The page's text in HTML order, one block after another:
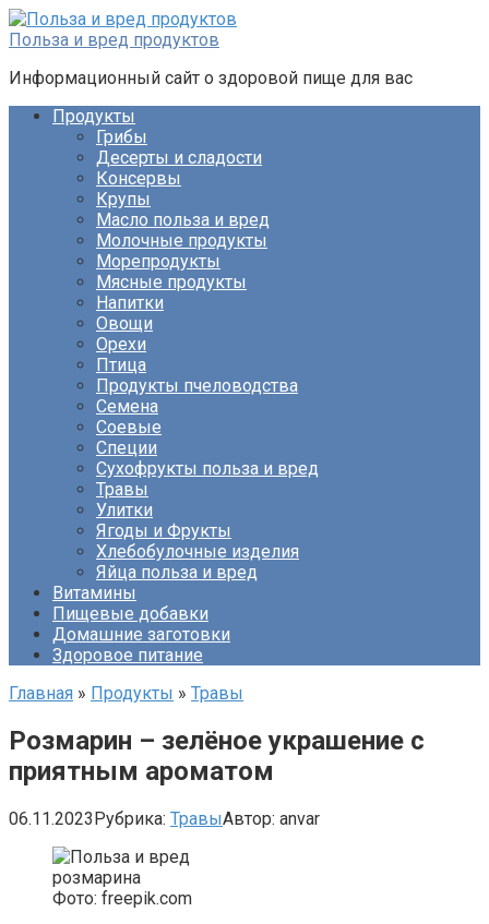
Перейти
к
Польза и вред продуктов
Информационный сайт о здоровой пище для вас
Продукты
Грибы
Десерты и сладости
Консервы
Крупы
Масло польза и вред
Молочные продукты
Морепродукты
Мясные продукты
Напитки
Овощи
Орехи
Птица
Продукты пчеловодства
Семена
Соевые
Специи
Сухофрукты польза и вред
Травы
Улитки
Ягоды и Фрукты
Хлебобулочные изделия
Яйца польза и вред
Витамины
Пищевые добавки
Домашние заготовки
Здоровое питание
Главная » Продукты » Травы
Розмарин – зелёное украшение с
приятным ароматом
06.11.2023Рубрика: ТравыАвтор: anvar
Фото: freepik.com